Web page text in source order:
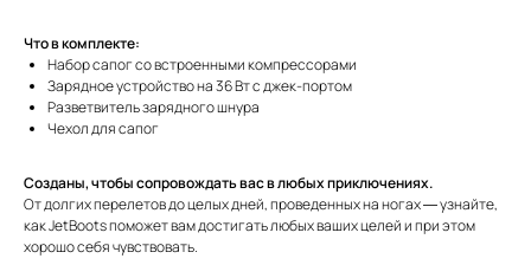
Что в комплекте:
Набор сапог со встроенными компрессорами
Зарядное устройство на 36 Вт с джек-портом
Разветвитель зарядного шнура
Чехол для сапог
Созданы, чтобы сопровождать вас в любых приключениях.
От долгих перелетов до целых дней, проведенных на ногах — узнайте,
как JetBoots поможет вам достигать любых ваших целей и при этом
хорошо себя чувствовать.